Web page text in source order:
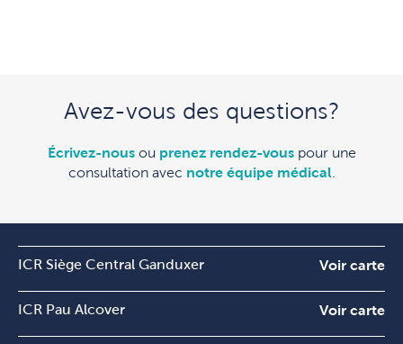
Avez-vous des questions?
Écrivez-nousou prenez rendez-vouspour une
consultation avec notre équipe médical.
ICR Siège Central Ganduxer Voir carte
ICR Pau Alcover Voir carte